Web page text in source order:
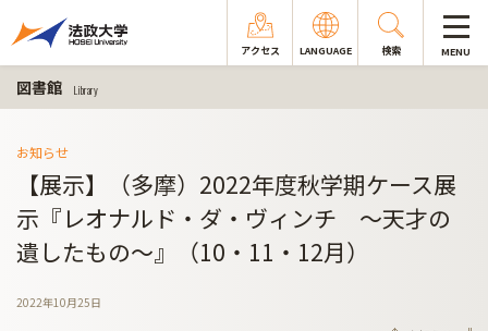
アクセス LANGUAGE 検索 MENU
図書館 Library
お知らせ
【展示】（多摩）2022年度秋学期ケース展
示『レオナルド・ダ・ヴィンチ ～天才の
遺したもの～』（10・11・12月）
2022年10月25日